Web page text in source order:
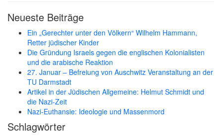
Neueste Beiträge
Ein „Gerechter unter den Völkern“ Wilhelm Hammann,
Retter jüdischer Kinder
Die Gründung Israels gegen die englischen Kolonialisten
und die arabische Reaktion
27. Januar – Befreiung von Auschwitz Veranstaltung an der
TU Darmstadt
Artikel in der Jüdischen Allgemeine: Helmut Schmidt und
die Nazi-Zeit
Nazi-Euthansie: Ideologie und Massenmord
Schlagwörter